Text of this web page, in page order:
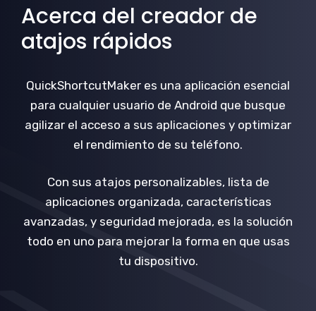
Acerca del creador de
atajos rápidos
QuickShortcutMaker es una aplicación esencial
para cualquier usuario de Android que busque
agilizar el acceso a sus aplicaciones y optimizar
el rendimiento de su teléfono.
Con sus atajos personalizables, lista de
aplicaciones organizada, características
avanzadas, y seguridad mejorada, es la solución
todo en uno para mejorar la forma en que usas
tu dispositivo.